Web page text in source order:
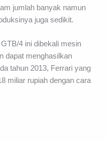
jumlah banyak namun
juga sedikit.
4 ini dibekali mesin
dapat menghasilkan
tahun 2013, Ferrari yang
miliar rupiah dengan cara